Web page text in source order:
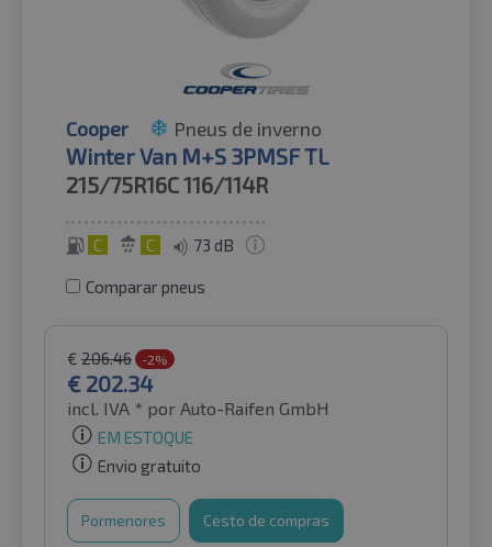
Cooper Pneus de inverno
Winter Van M+S 3PMSF TL
215/75R16C116/114R
C C 73 dB
Comparar pneus
€ 206.46 -2%
€ 202.34
incl. IVA * por Auto-Raifen GmbH
EM ESTOQUE
Envio gratuito
Pormenores Cesto de compras